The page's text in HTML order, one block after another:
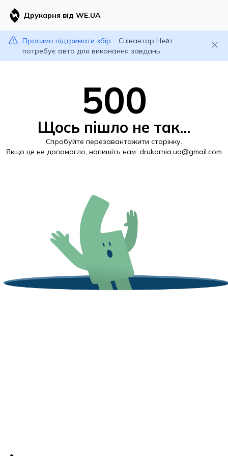
Друкарня від WE.UA
Просимо підтримати збір:
Співавтор Нейт
потребує авто для виконання завдань
500
Щось пішло не так...
Спробуйте перезавантажити сторінку.
Якщо це не допомогло, напишіть нам: drukarnia.ua@gmail.com